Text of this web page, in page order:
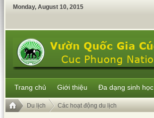
Monday, August 10, 2015
Trang chủ Giới thiệu Đa dạng sinh học
Du lịch Các hoạt động du lịch